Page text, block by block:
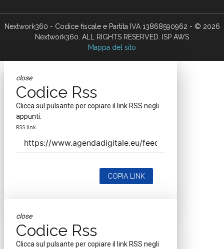
Nextwork360 - Codice fiscale e Partita IVA 13868590962 - © 2026
Nextwork360. ALL RIGHTS RESERVED. ISP AWS
Mappa del sito
close
Codice Rss
Clicca sul pulsante per copiare il link RSS negli
appunti.
RSS link
COPIA LINK
close
Codice Rss
Clicca sul pulsante per copiare il link RSS negli